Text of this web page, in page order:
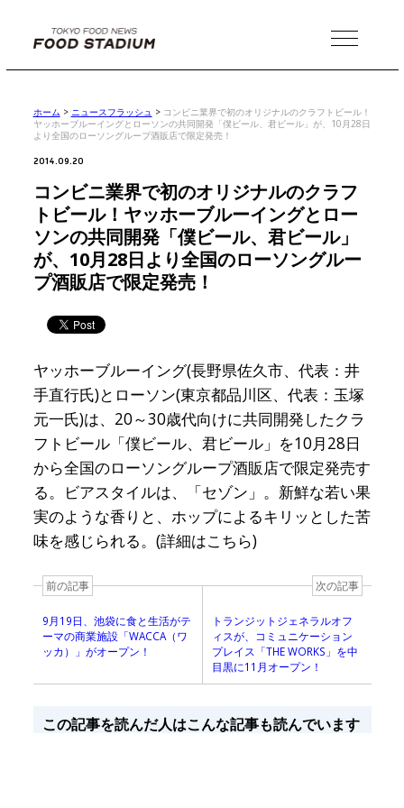
MENU
ホーム > ニュースフラッシュ > コンビニ業界で初のオリジナルのクラフトビール！
ヤッホーブルーイングとローソンの共同開発「僕ビール、君ビール」が、10月28日
より全国のローソングループ酒販店で限定発売！
2014.09.20
コンビニ業界で初のオリジナルのクラフ
トビール！ヤッホーブルーイングとロー
ソンの共同開発「僕ビール、君ビール」
が、10月28日より全国のローソングルー
プ酒販店で限定発売！
ヤッホーブルーイング(長野県佐久市、代表：井
手直行氏)とローソン(東京都品川区、代表：玉塚
元一氏)は、20～30歳代向けに共同開発したクラ
フトビール「僕ビール、君ビール」を10月28日
から全国のローソングループ酒販店で限定発売す
る。ビアスタイルは、「セゾン」。新鮮な若い果
実のような香りと、ホップによるキリッとした苦
味を感じられる。(詳細はこちら)
前の記事
9月19日、池袋に食と生活がテ
ーマの商業施設「WACCA（ワ
ッカ）」がオープン！
次の記事
トランジットジェネラルオフ
ィスが、コミュニケーション
プレイス「THE WORKS」を中
目黒に11月オープン！
この記事を読んだ人はこんな記事も読んでいます